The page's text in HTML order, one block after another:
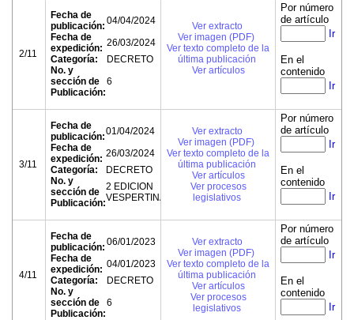
2/11
Fecha de
publicación: 04/04/2024
Fecha de
expedición: 26/03/2024
Categoría:
DECRETO
No. y
sección de
Publicación:
6
Ver extracto
Ver imagen (PDF)
Ver texto completo de la
última publicación
Ver artículos
Por número
de artículo
Ir
En el
contenido
Ir
3/11
Fecha de
publicación:01/04/2024
Fecha de
expedición: 26/03/2024
Categoría:
DECRETO
No. y
sección de
Publicación:
2 EDICION
VESPERTINA
Ver extracto
Ver imagen (PDF)
Ver texto completo de la
última publicación
Ver artículos
Ver procesos
legislativos
Por número
de artículo
Ir
En el
contenido
Ir
4/11
Fecha de
publicación: 06/01/2023
Fecha de
expedición: 04/01/2023
Categoría:
DECRETO
No. y
sección de
Publicación:
6
Ver extracto
Ver imagen (PDF)
Ver texto completo de la
última publicación
Ver artículos
Ver procesos
legislativos
Por número
de artículo
Ir
En el
contenido
Ir